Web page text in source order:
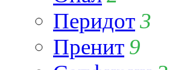
Перидот3
Пренит 9